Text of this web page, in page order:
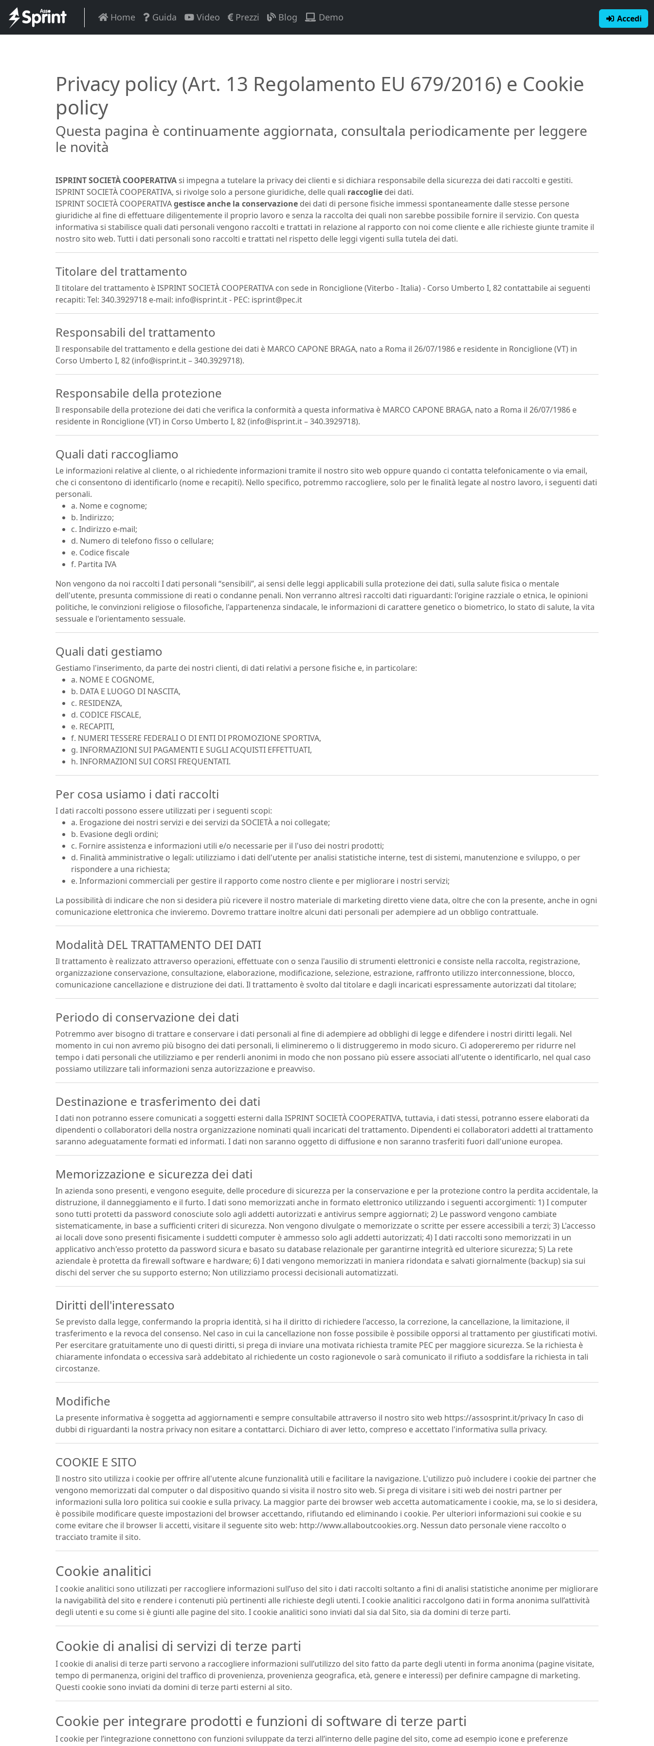
Home Guida Video Prezzi Blog Demo Accedi
Privacy policy (Art. 13 Regolamento EU 679/2016) e Cookie
policy
Questa pagina è continuamente aggiornata, consultala periodicamente per leggere
le novità
ISPRINT SOCIETÀ COOPERATIVAsi impegna a tutelare la privacy dei clienti e si dichiara responsabile della sicurezza dei dati raccolti e gestiti.
ISPRINT SOCIETÀ COOPERATIVA, si rivolge solo a persone giuridiche, delle quali raccoglie dei dati.
ISPRINT SOCIETÀ COOPERATIVAgestisce anche la conservazione dei dati di persone fisiche immessi spontaneamente dalle stesse persone
giuridiche al fine di effettuare diligentemente il proprio lavoro e senza la raccolta dei quali non sarebbe possibile fornire il servizio. Con questa
informativa si stabilisce quali dati personali vengono raccolti e trattati in relazione al rapporto con noi come cliente e alle richieste giunte tramite il
nostro sito web. Tutti i dati personali sono raccolti e trattati nel rispetto delle leggi vigenti sulla tutela dei dati.
Titolare del trattamento
Il titolare del trattamento è ISPRINT SOCIETÀ COOPERATIVA con sede in Ronciglione (Viterbo - Italia) - Corso Umberto I, 82 contattabile ai seguenti
recapiti: Tel: 340.3929718 e-mail: info@isprint.it - PEC: isprint@pec.it
Responsabili del trattamento
Il responsabile del trattamento e della gestione dei dati è MARCO CAPONE BRAGA, nato a Roma il 26/07/1986 e residente in Ronciglione (VT) in
Corso Umberto I, 82 (info@isprint.it – 340.3929718).
Responsabile della protezione
Il responsabile della protezione dei dati che verifica la conformità a questa informativa è MARCO CAPONE BRAGA, nato a Roma il 26/07/1986 e
residente in Ronciglione (VT) in Corso Umberto I, 82 (info@isprint.it – 340.3929718).
Quali dati raccogliamo
Le informazioni relative al cliente, o al richiedente informazioni tramite il nostro sito web oppure quando ci contatta telefonicamente o via email,
che ci consentono di identificarlo (nome e recapiti). Nello specifico, potremmo raccogliere, solo per le finalità legate al nostro lavoro, i seguenti dati
personali.
a. Nome e cognome;
b. Indirizzo;
c. Indirizzo e-mail;
d. Numero di telefono fisso o cellulare;
e. Codice fiscale
f. Partita IVA
Non vengono da noi raccolti I dati personali “sensibili”, ai sensi delle leggi applicabili sulla protezione dei dati, sulla salute fisica o mentale
dell'utente, presunta commissione di reati o condanne penali. Non verranno altresì raccolti dati riguardanti: l'origine razziale o etnica, le opinioni
politiche, le convinzioni religiose o filosofiche, l'appartenenza sindacale, le informazioni di carattere genetico o biometrico, lo stato di salute, la vita
sessuale e l'orientamento sessuale.
Quali dati gestiamo
Gestiamo l'inserimento, da parte dei nostri clienti, di dati relativi a persone fisiche e, in particolare:
a. NOME E COGNOME,
b. DATA E LUOGO DI NASCITA,
c. RESIDENZA,
d. CODICE FISCALE,
e. RECAPITI,
f. NUMERI TESSERE FEDERALI O DI ENTI DI PROMOZIONE SPORTIVA,
g. INFORMAZIONI SUI PAGAMENTI E SUGLI ACQUISTI EFFETTUATI,
h. INFORMAZIONI SUI CORSI FREQUENTATI.
Per cosa usiamo i dati raccolti
I dati raccolti possono essere utilizzati per i seguenti scopi:
a. Erogazione dei nostri servizi e dei servizi da SOCIETÀ a noi collegate;
b. Evasione degli ordini;
c. Fornire assistenza e informazioni utili e/o necessarie per il l'uso dei nostri prodotti;
d. Finalità amministrative o legali: utilizziamo i dati dell'utente per analisi statistiche interne, test di sistemi, manutenzione e sviluppo, o per
rispondere a una richiesta;
e. Informazioni commerciali per gestire il rapporto come nostro cliente e per migliorare i nostri servizi;
La possibilità di indicare che non si desidera più ricevere il nostro materiale di marketing diretto viene data, oltre che con la presente, anche in ogni
comunicazione elettronica che invieremo. Dovremo trattare inoltre alcuni dati personali per adempiere ad un obbligo contrattuale.
Modalità DEL TRATTAMENTO DEI DATI
Il trattamento è realizzato attraverso operazioni, effettuate con o senza l'ausilio di strumenti elettronici e consiste nella raccolta, registrazione,
organizzazione conservazione, consultazione, elaborazione, modificazione, selezione, estrazione, raffronto utilizzo interconnessione, blocco,
comunicazione cancellazione e distruzione dei dati. Il trattamento è svolto dal titolare e dagli incaricati espressamente autorizzati dal titolare;
Periodo di conservazione dei dati
Potremmo aver bisogno di trattare e conservare i dati personali al fine di adempiere ad obblighi di legge e difendere i nostri diritti legali. Nel
momento in cui non avremo più bisogno dei dati personali, li elimineremo o li distruggeremo in modo sicuro. Ci adopereremo per ridurre nel
tempo i dati personali che utilizziamo e per renderli anonimi in modo che non possano più essere associati all'utente o identificarlo, nel qual caso
possiamo utilizzare tali informazioni senza autorizzazione e preavviso.
Destinazione e trasferimento dei dati
I dati non potranno essere comunicati a soggetti esterni dalla ISPRINT SOCIETÀ COOPERATIVA, tuttavia, i dati stessi, potranno essere elaborati da
dipendenti o collaboratori della nostra organizzazione nominati quali incaricati del trattamento. Dipendenti ei collaboratori addetti al trattamento
saranno adeguatamente formati ed informati. I dati non saranno oggetto di diffusione e non saranno trasferiti fuori dall'unione europea.
Memorizzazione e sicurezza dei dati
In azienda sono presenti, e vengono eseguite, delle procedure di sicurezza per la conservazione e per la protezione contro la perdita accidentale, la
distruzione, il danneggiamento e il furto. I dati sono memorizzati anche in formato elettronico utilizzando i seguenti accorgimenti: 1) I computer
sono tutti protetti da password conosciute solo agli addetti autorizzati e antivirus sempre aggiornati; 2) Le password vengono cambiate
sistematicamente, in base a sufficienti criteri di sicurezza. Non vengono divulgate o memorizzate o scritte per essere accessibili a terzi; 3) L'accesso
ai locali dove sono presenti fisicamente i suddetti computer è ammesso solo agli addetti autorizzati; 4) I dati raccolti sono memorizzati in un
applicativo anch'esso protetto da password sicura e basato su database relazionale per garantirne integrità ed ulteriore sicurezza; 5) La rete
aziendale è protetta da firewall software e hardware; 6) I dati vengono memorizzati in maniera ridondata e salvati giornalmente (backup) sia sui
dischi del server che su supporto esterno; Non utilizziamo processi decisionali automatizzati.
Diritti dell'interessato
Se previsto dalla legge, confermando la propria identità, si ha il diritto di richiedere l'accesso, la correzione, la cancellazione, la limitazione, il
trasferimento e la revoca del consenso. Nel caso in cui la cancellazione non fosse possibile è possibile opporsi al trattamento per giustificati motivi.
Per esercitare gratuitamente uno di questi diritti, si prega di inviare una motivata richiesta tramite PEC per maggiore sicurezza. Se la richiesta è
chiaramente infondata o eccessiva sarà addebitato al richiedente un costo ragionevole o sarà comunicato il rifiuto a soddisfare la richiesta in tali
circostanze.
Modifiche
La presente informativa è soggetta ad aggiornamenti e sempre consultabile attraverso il nostro sito web https://assosprint.it/privacy In caso di
dubbi di riguardanti la nostra privacy non esitare a contattarci. Dichiaro di aver letto, compreso e accettato l'informativa sulla privacy.
COOKIE E SITO
Il nostro sito utilizza i cookie per offrire all'utente alcune funzionalità utili e facilitare la navigazione. L'utilizzo può includere i cookie dei partner che
vengono memorizzati dal computer o dal dispositivo quando si visita il nostro sito web. Si prega di visitare i siti web dei nostri partner per
informazioni sulla loro politica sui cookie e sulla privacy. La maggior parte dei browser web accetta automaticamente i cookie, ma, se lo si desidera,
è possibile modificare queste impostazioni del browser accettando, rifiutando ed eliminando i cookie. Per ulteriori informazioni sui cookie e su
come evitare che il browser li accetti, visitare il seguente sito web: http://www.allaboutcookies.org. Nessun dato personale viene raccolto o
tracciato tramite il sito.
Cookie analitici
I cookie analitici sono utilizzati per raccogliere informazioni sull’uso del sito i dati raccolti soltanto a fini di analisi statistiche anonime per migliorare
la navigabilità del sito e rendere i contenuti più pertinenti alle richieste degli utenti. I cookie analitici raccolgono dati in forma anonima sull’attività
degli utenti e su come si è giunti alle pagine del sito. I cookie analitici sono inviati dal sia dal Sito, sia da domini di terze parti.
Cookie di analisi di servizi di terze parti
I cookie di analisi di terze parti servono a raccogliere informazioni sull’utilizzo del sito fatto da parte degli utenti in forma anonima (pagine visitate,
tempo di permanenza, origini del traffico di provenienza, provenienza geografica, età, genere e interessi) per definire campagne di marketing.
Questi cookie sono inviati da domini di terze parti esterni al sito.
Cookie per integrare prodotti e funzioni di software di terze parti
I cookie per l’integrazione connettono con funzioni sviluppate da terzi all’interno delle pagine del sito, come ad esempio icone e preferenze